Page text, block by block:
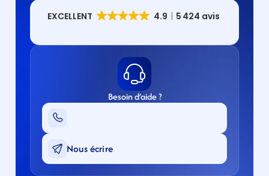
Besoin d’aide ?
Nous écrire